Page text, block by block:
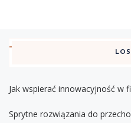
Jak wspierać innowacyjność w
Sprytne rozwiązania do